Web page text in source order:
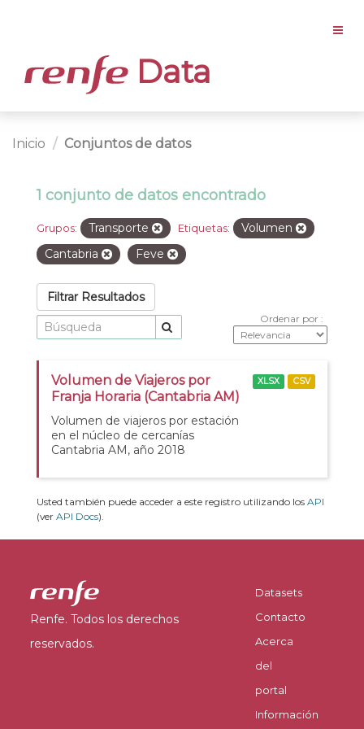
Data
Inicio Conjuntos de datos
1 conjunto de datos encontrado
Grupos: Transporte Etiquetas:
Volumen
Cantabria
Feve
Filtrar Resultados
Ordenar por
Volumen de Viajeros por
Franja Horaria (Cantabria AM)
Volumen de viajeros por estación
en el núcleo de cercanías
Cantabria AM, año 2018
XLSX CSV
Usted también puede acceder a este registro utilizando los API
(ver API Docs).
Renfe. Todos los derechos
reservados.
Datasets
Contacto
Acerca
del
portal
Información